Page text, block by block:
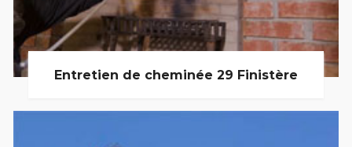
Entretien de cheminée 29 Finistère